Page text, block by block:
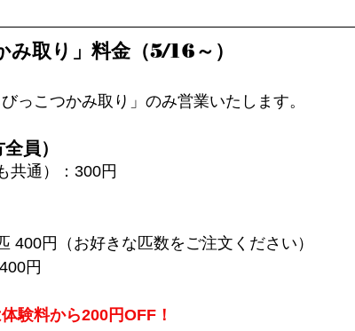
取り」料金（5/16～）
っこつかみ取り」のみ営業いたします。
員）
共通）：300円
400円（お好きな匹数をご注文ください）
円
験料から200円OFF！